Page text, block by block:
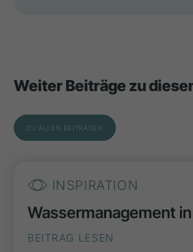
Weiter Beiträge zu
ZU ALLEN BEITRÄGEN
INSPIRATION
Wassermanagement
BEITRAG LESEN